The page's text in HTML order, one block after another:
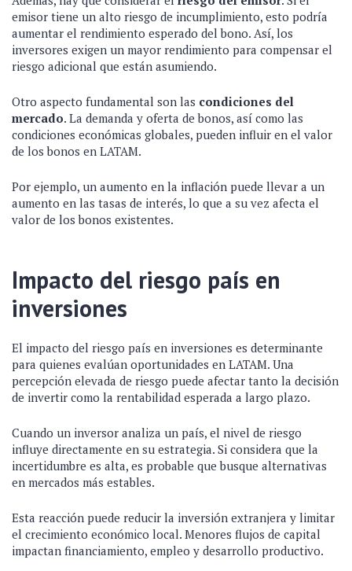
emisor tiene un alto riesgo de incumplimiento, esto podría
aumentar el rendimiento esperado del bono. Así, los
inversores exigen un mayor rendimiento para compensar el
riesgo adicional que están asumiendo.
Otro aspecto fundamental son las condiciones del
mercado. La demanda y oferta de bonos, así como las
condiciones económicas globales, pueden influir en el valor
de los bonos en LATAM.
Por ejemplo, un aumento en la inflación puede llevar a un
aumento en las tasas de interés, lo que a su vez afecta el
valor de los bonos existentes.
Impacto del riesgo país en
inversiones
El impacto del riesgo país en inversiones es determinante
para quienes evalúan oportunidades en LATAM. Una
percepción elevada de riesgo puede afectar tanto la decisión
de invertir como la rentabilidad esperada a largo plazo.
Cuando un inversor analiza un país, el nivel de riesgo
influye directamente en su estrategia. Si considera que la
incertidumbre es alta, es probable que busque alternativas
en mercados más estables.
Esta reacción puede reducir la inversión extranjera y limitar
el crecimiento económico local. Menores flujos de capital
impactan financiamiento, empleo y desarrollo productivo.